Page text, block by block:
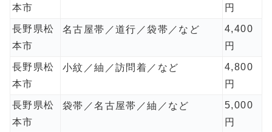
本市
円
長野県松
本市
名古屋帯／道行／袋帯／など
4,400
円
長野県松
本市
小紋／紬／訪問着／など
4,800
円
長野県松
本市
袋帯／名古屋帯／紬／など
5,000
円